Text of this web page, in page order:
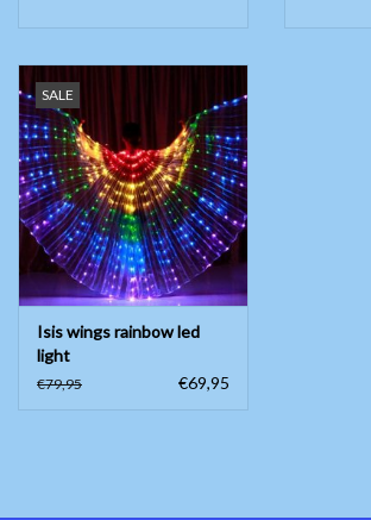
SALE
Isis wings rainbow led
light
€79,95 €69,95